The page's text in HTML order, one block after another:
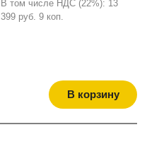
В том числе НДС (22%): 13
399 руб. 9 коп.
В корзину